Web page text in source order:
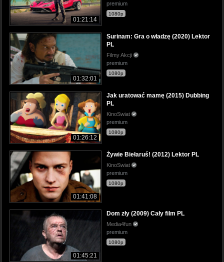
01:21:14
premium
1080p
01:32:01
Surinam: Gra o władzę (2020) Lektor
PL
Filmy Akcji
premium
1080p
01:26:12
Jak uratować mamę (2015) Dubbing
PL
KinoSwiat
premium
1080p
01:41:08
Żywie Biełaruś! (2012) Lektor PL
KinoSwiat
premium
1080p
01:45:21
Dom zły (2009) Cały film PL
Media4fun
premium
1080p